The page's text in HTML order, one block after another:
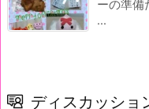
ーの準備
...
ディスカッショ